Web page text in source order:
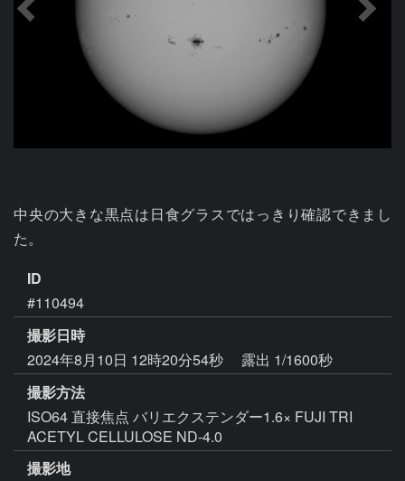
中央の大きな黒点は日食グラスではっきり確認できまし
た。
ID
#110494
撮影日時
2024年8月10日 12時20分54秒
露出 1/1600秒
撮影方法
ISO64 直接焦点 バリエクステンダー1.6× FUJI TRI
ACETYL CELLULOSE ND-4.0
撮影地